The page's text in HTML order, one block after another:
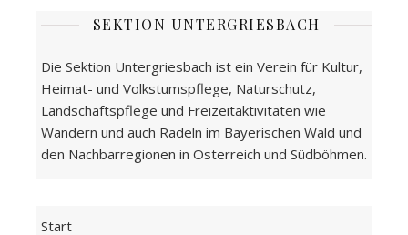
SEKTION UNTERGRIESBACH
Die Sektion Untergriesbach ist ein Verein für Kultur,
Heimat- und Volkstumspflege, Naturschutz,
Landschaftspflege und Freizeitaktivitäten wie
Wandern und auch Radeln im Bayerischen Wald und
den Nachbarregionen in Österreich und Südböhmen.
Start